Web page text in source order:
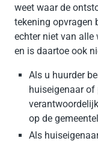
weet waar de
tekening opvragen
echter niet van alle
en is daartoe ook
Als u huurder
huiseigenaar
op de
Als